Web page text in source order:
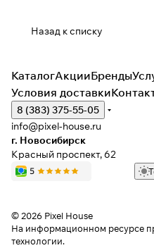
Назад к списку
КаталогАкцииБренды
Условия доставки
8 (383) 375-55-05
info@pixel-house.ru
г. Новосибирск
Красный проспект, 62
© 2026 Pixel House
На информационном ресурсе
технологии.